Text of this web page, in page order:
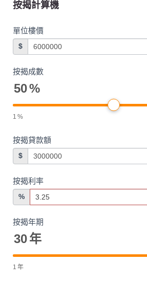
按揭計算機
單位樓價
$
按揭成數
50%
1 %
按揭貸款額
$
按揭利率
%
按揭年期
30年
1 年